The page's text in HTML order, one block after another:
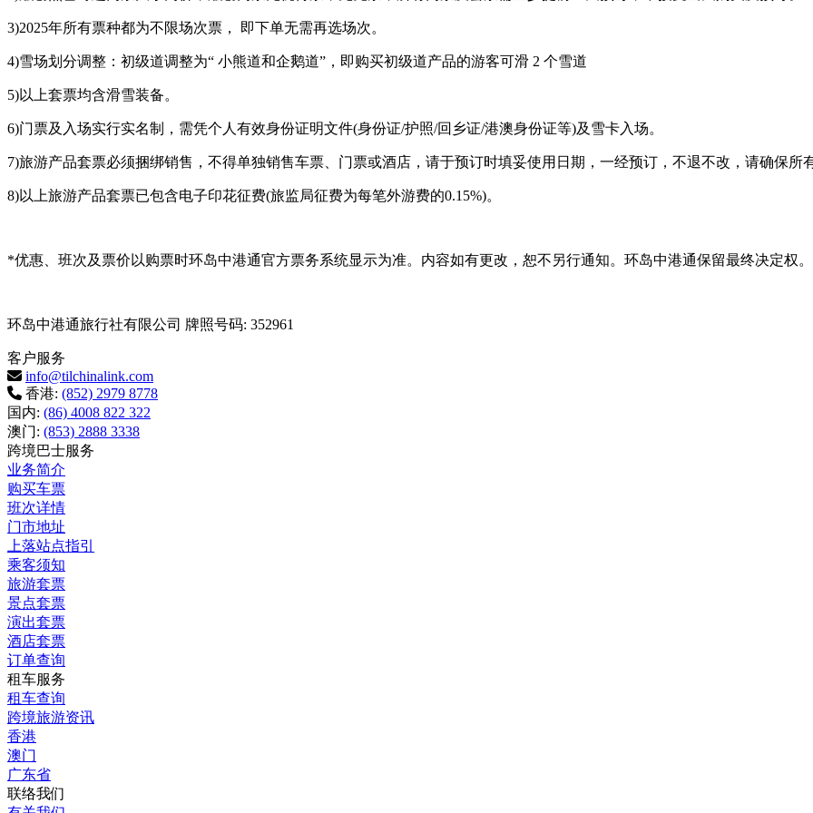
3)2025年所有票种都为不限场次票， 即下单无需再选场次。
4)雪场划分调整：初级道调整为“ 小熊道和企鹅道”，即购买初级道产品的游客可滑 2 个雪道
5)以上套票均含滑雪装备。
6)门票及入场实行实名制，需凭个人有效身份证明文件(身份证/护照/回乡证/港澳身份证等)及雪卡入场。
7)旅游产品套票必须捆绑销售，不得单独销售车票、门票或酒店，请于预订时填妥使用日期，一经预订，不退不改，请确保所
8)以上旅游产品套票已包含电子印花征费(旅监局征费为每笔外游费的0.15%)。
*优惠、班次及票价以购票时环岛中港通官方票务系统显示为准。内容如有更改，恕不另行通知。环岛中港通保留最终决定权。
环岛中港通旅行社有限公司 牌照号码: 352961
客户服务
info@tilchinalink.com
香港: (852) 2979 8778
国内: (86) 4008 822 322
澳门: (853) 2888 3338
跨境巴士服务
业务简介
购买车票
班次详情
门市地址
上落站点指引
乘客须知
旅游套票
景点套票
演出套票
酒店套票
订单查询
租车服务
租车查询
跨境旅游资讯
香港
澳门
广东省
联络我们